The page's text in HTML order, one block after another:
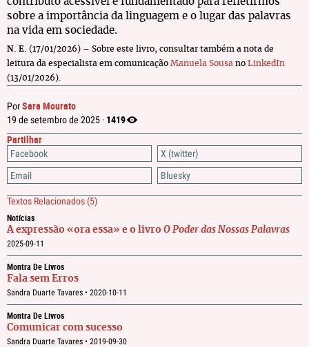
PorSara Mourato
19 de setembro de 2025 · 1419
Partilhar
Facebook
X (twitter)
Email
Bluesky
Textos Relacionados (5)
Notícias
A expressão «ora essa» e o livro O Poder das Nossas Palavras
2025-09-11
Montra De Livros
Fala sem Erros
Sandra Duarte Tavares • 2020-10-11
Montra De Livros
Comunicar com sucesso
Sandra Duarte Tavares • 2019-09-30
sobre a importância da linguagem e o lugar das palavras
na vida em sociedade.
N. E. (17/01/2026) – Sobre este livro, consultar também a nota de
leitura da especialista em comunicação Manuela Sousa no LinkedIn
(13/01/2026).